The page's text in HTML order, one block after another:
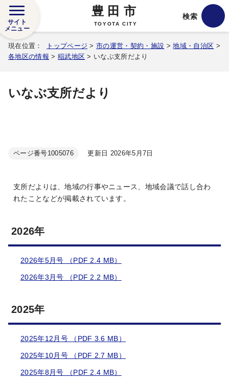
豊田市
TOYOTA CITY
サイト
メニュー
検索
現在位置： トップページ >市の運営・契約・施設 >地域・自治区 >
各地区の情報 > 稲武地区 > いなぶ支所だより
いなぶ支所だより
ページ番号1005076 更新日 2026年5月7日
支所だよりは、地域の行事やニュース、地域会議で話し合わ
れたことなどが掲載されています。
2026年
2026年5月号 （PDF 2.4 MB）
2026年3月号 （PDF 2.2 MB）
2025年
2025年12月号 （PDF 3.6 MB）
2025年10月号 （PDF 2.7 MB）
2025年8月号 （PDF 2.4 MB）